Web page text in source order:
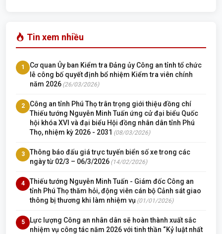
Tin xem nhiều
1
Cơ quan Ủy ban Kiểm tra Đảng ủy Công an tỉnh tổ chức
lễ công bố quyết định bổ nhiệm Kiểm tra viên chính
năm 2026 (26/03/2026)
2
Công an tỉnh Phú Thọ trân trọng giới thiệu đồng chí
Thiếu tướng Nguyễn Minh Tuấn ứng cử đại biểu Quốc
hội khóa XVI và đại biểu Hội đồng nhân dân tỉnh Phú
Thọ, nhiệm kỳ 2026 - 2031 (08/03/2026)
3
Thông báo đấu giá trực tuyến biển số xe trong các
ngày từ 02/3 – 06/3/2026 (14/02/2026)
4
Thiếu tướng Nguyễn Minh Tuấn - Giám đốc Công an
tỉnh Phú Thọ thăm hỏi, động viên cán bộ Cảnh sát giao
thông bị thương khi làm nhiệm vụ (01/01/2026)
5
Lực lượng Công an nhân dân sẽ hoàn thành xuất sắc
nhiệm vụ công tác năm 2026 với tinh thần “Kỷ luật nhất